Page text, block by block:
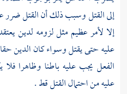
إلى القتل وسبب ذلك أن القتل ضرر
إلا لأمر عظيم مثل لزومه لدين
عليه حتى يقتل وسواء كان الدين حقا
الفعل يجب عليه باطنا وظاهرا
عليه من احتمال القتل قط .